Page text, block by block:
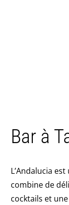
Bar à
L’Andalucia
combine de
cocktails et